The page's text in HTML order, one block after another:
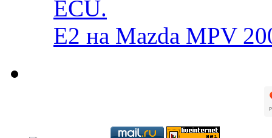
ECU.
E2 на Mazda MPV